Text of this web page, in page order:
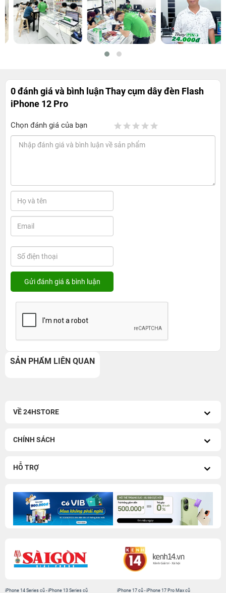
0 đánh giá và bình luậnThay cụm dây đèn Flash
iPhone 12 Pro
Chọn đánh giá của bạn
SẢN PHẨM LIÊN QUAN
VỀ 24HSTORE
CHÍNH SÁCH
HỖ TRỢ
iPhone 14 Series cũ -iPhone 13 Series cũ
iPhone 17 cũ-iPhone 17 Pro Max cũ